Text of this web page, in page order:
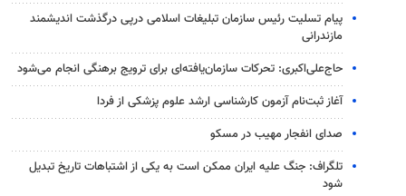
پیام تسلیت رئیس سازمان تبلیغات اسلامی درپی درگذشت اندیشمند
مازندرانی
حاج‌علی‌اکبری: تحرکات سازمان‌یافته‌ای برای ترویج برهنگی انجام می‌شود
آغاز ثبت‌نام‌ آزمون کارشناسی ارشد علوم پزشکی از فردا
صدای انفجار مهیب در مسکو
تلگراف: جنگ علیه ایران ممکن است به یکی از اشتباهات تاریخ تبدیل
شود